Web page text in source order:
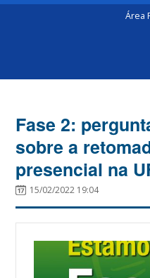
Área
Fase 2:
sobre a
presencial na
15/02/2022 19:04